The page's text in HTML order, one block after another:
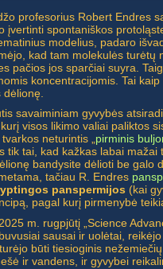
profesorius Robert Endres
įvertinti spontaniškos
modelius, padaro
kad tam molekulės turėtų
pačios jos sparčiai suyra.
koncentracijomis. Tai
savaiminiam gyvybės
visos likimo valiai paliktos
neturintis „pirminis
tik tai, kad kažkas labai mažai
bandysite dėlioti be galo
tačiau R. Endres
panspermijos (kai
pagal kurį pirmenybė
m. rugpjūtį „Science
sausai ir uolėtai,
būti tiesioginis
ir vandens, ir gyvybei